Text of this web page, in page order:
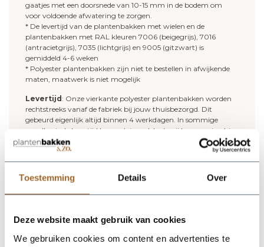
Toestemming Details Over
Deze website maakt gebruik van cookies
We gebruiken cookies om content en advertenties te
gaatjes met een doorsnede van 10-15 mm in de bodem om
voor voldoende afwatering te zorgen.
* De levertijd van de plantenbakken met wielen en de
plantenbakken met RAL kleuren 7006 (beigegrijs), 7016
(antracietgrijs), 7035 (lichtgrijs) en 9005 (gitzwart) is
gemiddeld 4-6 weken
* Polyester plantenbakken zijn niet te bestellen in afwijkende
maten, maatwerk is niet mogelijk
Levertijd : Onze vierkante polyester plantenbakken worden
rechtstreeks vanaf de fabriek bij jouw thuisbezorgd. Dit
gebeurd eigenlijk altijd binnen 4 werkdagen. In sommige
gevallen is de levertijd langer (zie nadelen), wij brengen jou hier
uiteraard van op de hoogte!
Onderhoud polyester plantenbakken: Wij adviseren de
Uiteraard niet met agressieve schoonmaakmiddelen, staalwol,
schuurpapier of hogedrukreiniger. Het beste product voor het
plantenbak een nieuwe beschermlaag.
Deze plantenbakken zijn ook leverbaar in